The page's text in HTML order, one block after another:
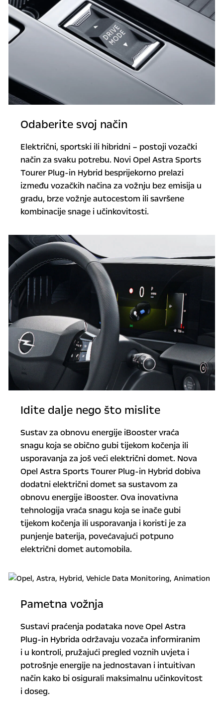
Odaberite svoj način
Električni, sportski ili hibridni – postoji vozački
način za svaku potrebu. Novi Opel Astra Sports
Tourer Plug-in Hybrid besprijekorno prelazi
između vozačkih načina za vožnju bez emisija u
gradu, brze vožnje autocestom ili savršene
kombinacije snage i učinkovitosti.
Idite dalje nego što mislite
Sustav za obnovu energije iBooster vraća
snagu koja se obično gubi tijekom kočenja ili
usporavanja za još veći električni domet. Nova
Opel Astra Sports Tourer Plug-in Hybrid dobiva
dodatni električni domet sa sustavom za
obnovu energije iBooster. Ova inovativna
tehnologija vraća snagu koja se inače gubi
tijekom kočenja ili usporavanja i koristi je za
punjenje baterija, povećavajući potpuno
električni domet automobila.
Pametna vožnja
Sustavi praćenja podataka nove Opel Astra
Plug-in Hybrida održavaju vozača informiranim
i u kontroli, pružajući pregled voznih uvjeta i
potrošnje energije na jednostavan i intuitivan
način kako bi osigurali maksimalnu učinkovitost
i doseg.